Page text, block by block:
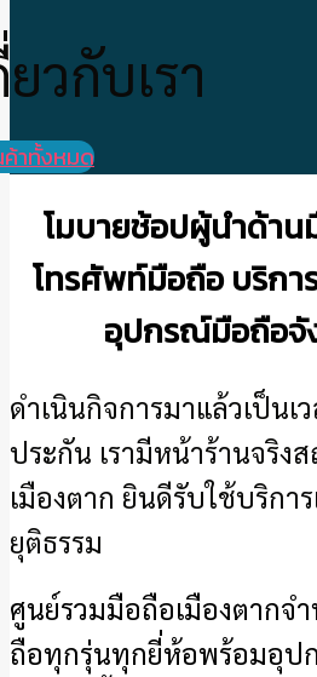
ยวกับเรา
าทั้งหมด
โมบายช้อปผู้นำด้า
โทรศัพท์มือถือ บริกา
อุปกรณ์มือถือจั
ดำเนินกิจการมาแล้วเป็นเ
ประกัน เรามีหน้าร้านจริง
เมืองตาก ยินดีรับใช้บริกา
ยุติธรรม
ศูนย์รวมมือถือเมืองตากจ
ถือทุกรุ่นทุกยี่ห้อพร้อมอุป